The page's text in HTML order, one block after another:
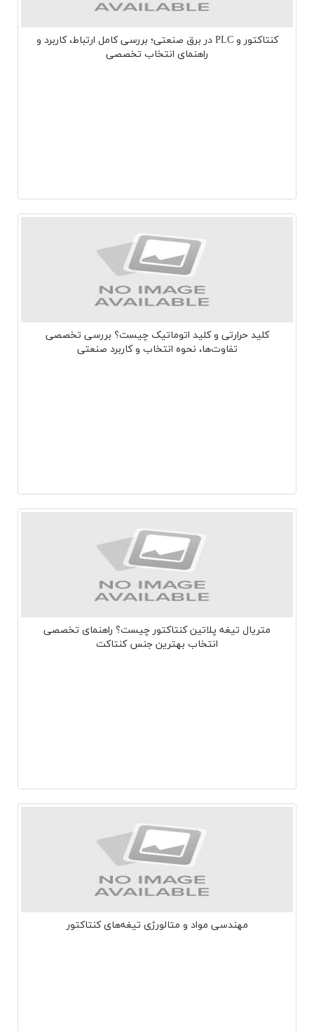
کنتاکتور و PLC در برق صنعتی؛ بررسی کامل ارتباط، کاربرد و
راهنمای انتخاب تخصصی
کلید حرارتی و کلید اتوماتیک چیست؟ بررسی تخصصی
تفاوت‌ها، نحوه انتخاب و کاربرد صنعتی
متریال تیغه پلاتین کنتاکتور چیست؟ راهنمای تخصصی
انتخاب بهترین جنس کنتاکت
مهندسی مواد و متالورژی تیغه‌های کنتاکتور